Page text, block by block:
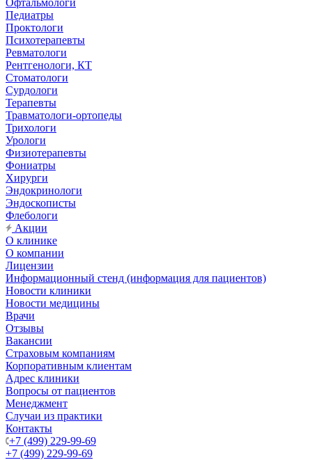
Офтальмологи
Педиатры
Проктологи
Психотерапевты
Ревматологи
Рентгенологи, КТ
Стоматологи
Сурдологи
Терапевты
Травматологи-ортопеды
Трихологи
Урологи
Физиотерапевты
Фониатры
Хирурги
Эндокринологи
Эндоскописты
Флебологи
Акции
О клинике
О компании
Лицензии
Информационный стенд (информация для пациентов)
Новости клиники
Новости медицины
Врачи
Отзывы
Вакансии
Страховым компаниям
Корпоративным клиентам
Адрес клиники
Вопросы от пациентов
Менеджмент
Случаи из практики
Контакты
+7 (499) 229-99-69
+7 (499) 229-99-69